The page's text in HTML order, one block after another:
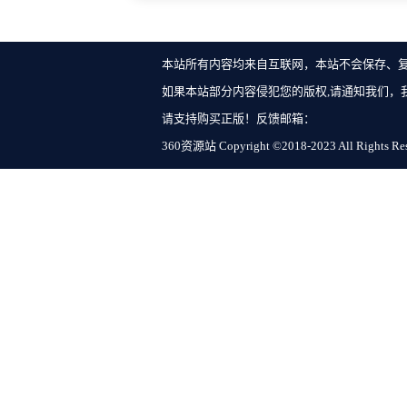
本站所有内容均来自互联网，本站不会保存、
如果本站部分内容侵犯您的版权,请通知我们
请支持购买正版！反馈邮箱：
360资源站 Copyright ©2018-2023 All Rights